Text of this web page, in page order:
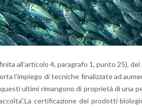
al­l’ar­ti­co­lo 4, pa­ra­gra­fo 1, punto 25),
l’im­pie­go di tec­ni­che fi­na­liz­za­te ad
ul­ti­mi ri­man­go­no di pro­prie­tà di una
cer­ti­fi­ca­zio­ne dei pro­dot­ti